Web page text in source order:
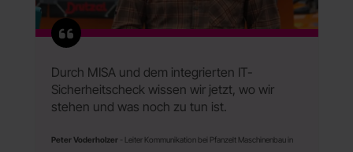
Durch MISA und dem integrierten IT-
Sicherheitscheck wissen wir jetzt, wo wir
stehen und was noch zu tun ist.
Peter Voderholzer
- Leiter Kommunikation bei Pfanzelt Maschinenbau in